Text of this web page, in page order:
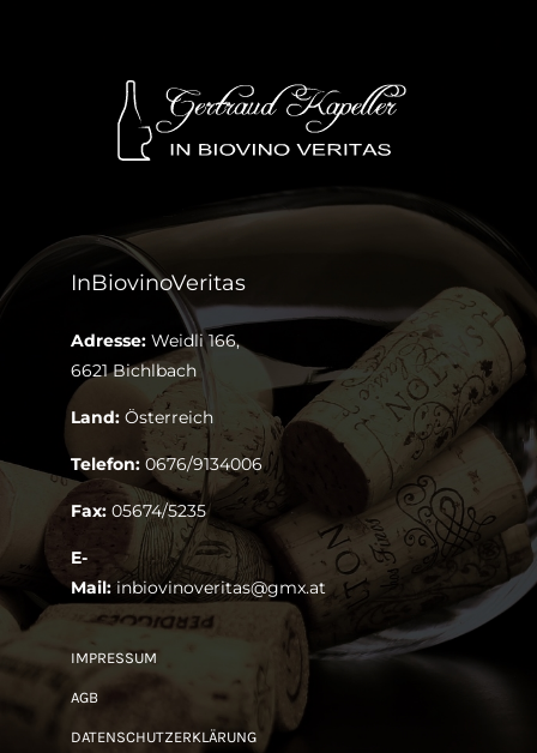
InBiovinoVeritas
Adresse: Weidli 166,
6621 Bichlbach
Land: Österreich
Telefon: 0676/9134006
Fax: 05674/5235
E-
Mail: inbiovinoveritas@gmx.at
IMPRESSUM
AGB
DATENSCHUTZERKLÄRUNG